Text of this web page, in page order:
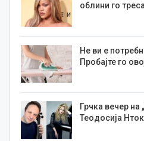
облини го
Не ви е
Пробајте го
Грчка вечер на
Теодосија